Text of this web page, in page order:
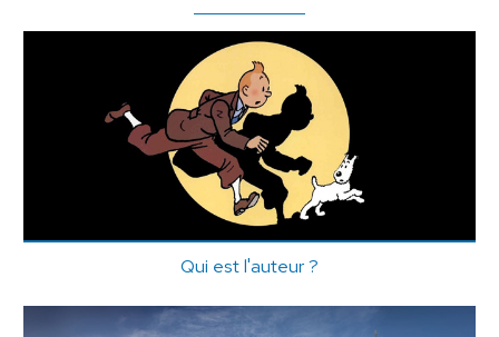
Qui est l'auteur ?